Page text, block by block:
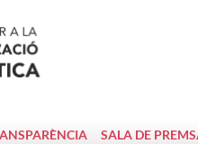
SALA DE